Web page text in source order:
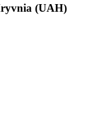
(UAH)